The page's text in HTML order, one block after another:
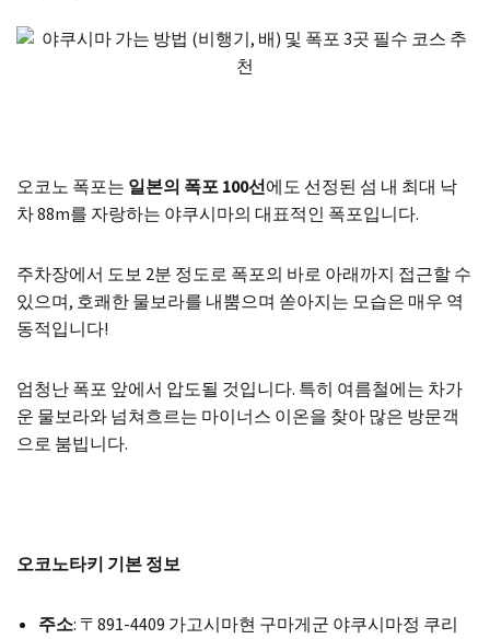
오코노 폭포는 일본의 폭포 100선에도 선정된 섬 내 최대 낙
차 88m를 자랑하는 야쿠시마의 대표적인 폭포입니다.
주차장에서 도보 2분 정도로 폭포의 바로 아래까지 접근할 수
있으며, 호쾌한 물보라를 내뿜으며 쏟아지는 모습은 매우 역
동적입니다!
엄청난 폭포 앞에서 압도될 것입니다. 특히 여름철에는 차가
운 물보라와 넘쳐흐르는 마이너스 이온을 찾아 많은 방문객
으로 붐빕니다.
오코노타키 기본 정보
주소: 〒891-4409 가고시마현 구마게군 야쿠시마정 쿠리